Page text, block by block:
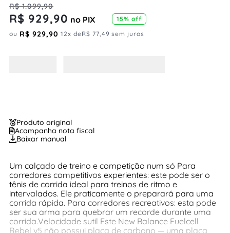
R$ 1.099,90
R$ 929,90 no PIX 15% off
ou R$ 929,90 12x deR$ 77,49 sem juros
Produto original
Acompanha nota fiscal
Baixar manual
Um calçado de treino e competição num só Para
corredores competitivos experientes: este pode ser o
tênis de corrida ideal para treinos de ritmo e
intervalados. Ele praticamente o preparará para uma
corrida rápida. Para corredores recreativos: esta pode
ser sua arma para quebrar um recorde durante uma
corrida.Velocidade sutil Este New Balance Fuelcell
Rebel v5 não possui placa de carbono — uma placa